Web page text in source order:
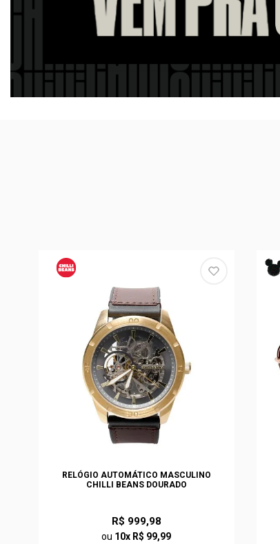
RELÓGIO AUTOMÁTICO MASCULINO
CHILLI BEANS DOURADO
R$ 999,98
ou 10x R$ 99,99